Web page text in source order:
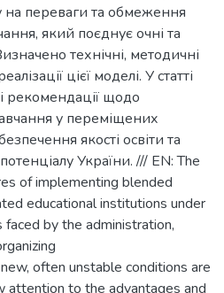
на переваги та обмеження
який поєднує очні та
технічні, методичні
цієї моделі. У статті
рекомендації щодо
у переміщених
якості освіти та
України. /// EN: The
of implementing blended
educational institutions under
by the administration,
often unstable conditions are
attention to the advantages and